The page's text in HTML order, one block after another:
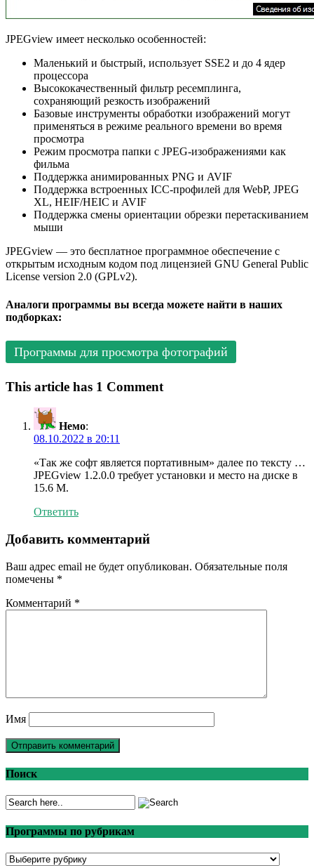
JPEGview имеет несколько особенностей:
Маленький и быстрый, использует SSE2 и до 4 ядер
процессора
Высококачественный фильтр ресемплинга,
сохраняющий резкость изображений
Базовые инструменты обработки изображений могут
применяться в режиме реального времени во время
просмотра
Режим просмотра папки с JPEG-изображениями как
фильма
Поддержка анимированных PNG и AVIF
Поддержка встроенных ICC-профилей для WebP, JPEG
XL, HEIF/HEIC и AVIF
Поддержка смены ориентации обрезки перетаскиванием
мыши
JPEGview — это бесплатное программное обеспечение с
открытым исходным кодом под лицензией GNU General Public
License version 2.0 (GPLv2).
Аналоги программы вы всегда можете найти в наших
подборках:
Программы для просмотра фотографий
This article has 1 Comment
Немо:
08.10.2022 в 20:11
«Так же софт является портативным» далее по тексту …
JPEGview 1.2.0.0 требует установки и место на диске в
15.6 М.
Ответить
Добавить комментарий
Ваш адрес email не будет опубликован. Обязательные поля
помечены *
Комментарий *
Имя
Поиск
Программы по рубрикам
Программы